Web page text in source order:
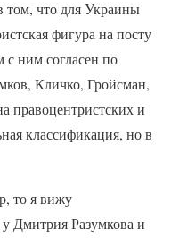
том, что для Украины
фигура на посту
с ним согласен по
Кличко, Гройсман,
правоцентристских и
классификация, но в
то я вижу
Дмитрия Разумкова и